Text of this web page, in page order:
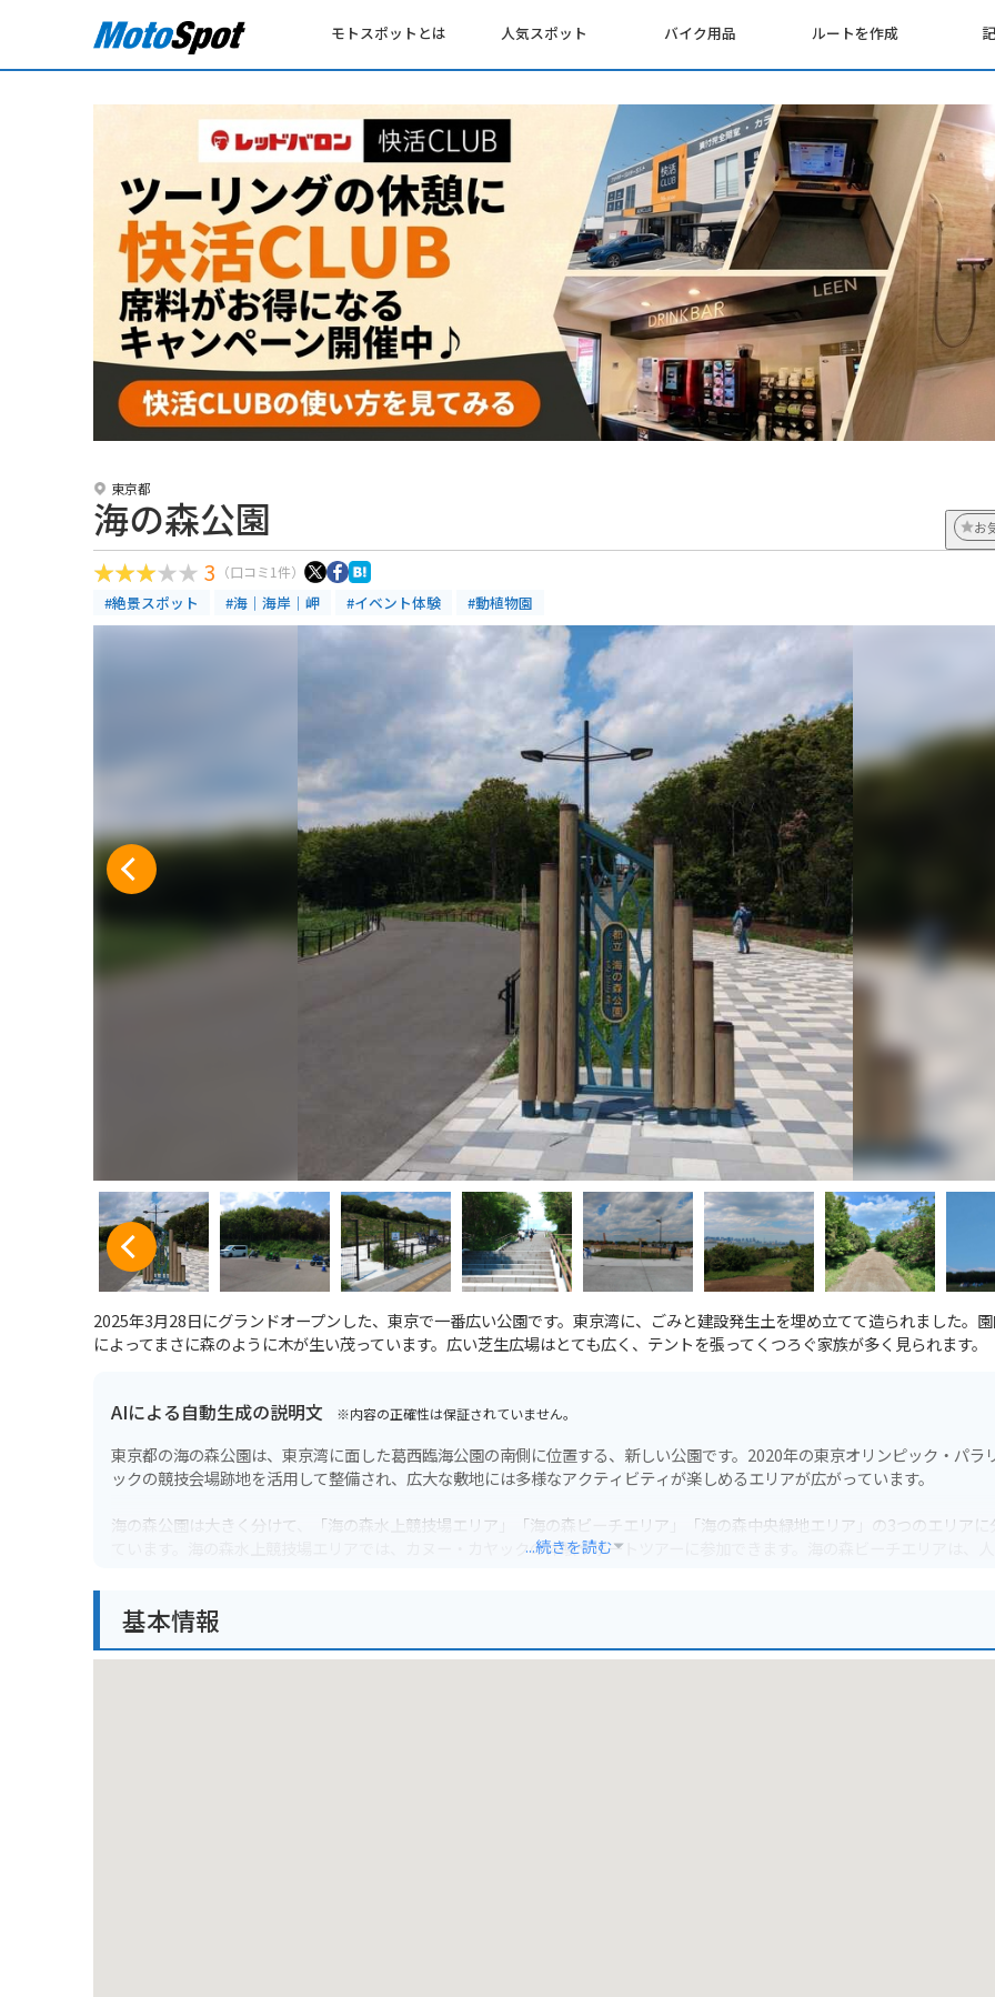
モトスポットとは 人気スポット バイク用品 ルートを作成
東京都
海の森公園 お
3 （口コミ1件）
#絶景スポット #海｜海岸｜岬 #イベント体験 #動植物園
2025年3月28日にグランドオープンした、東京で一番広い公園です。東京湾に、ごみと建設発生土を埋め立てて造られました。
によってまさに森のように木が生い茂っています。広い芝生広場はとても広く、テントを張ってくつろぐ家族が多く見られます。
AIによる自動生成の説明文 ※内容の正確性は保証されていません。
東京都の海の森公園は、東京湾に面した葛西臨海公園の南側に位置する、新しい公園です。2020年の東京オリンピック・パラ
ックの競技会場跡地を活用して整備され、広大な敷地には多様なアクティビティが楽しめるエリアが広がっています。
海の森公園は大きく分けて、「海の森水上競技場エリア」「海の森ビーチエリア」「海の森中央緑地エリア」の3つのエリアに
ています。海の森水上競技場エリアでは、カヌー・カヤックの体験やボートツアーに参加できます。海の森ビーチエリアは、人
されている場所もあるので、事前に確認しておきましょう。バイクでの来園も可能で、駐車場も完備されています。公園周辺
...続きを読む
基本情報